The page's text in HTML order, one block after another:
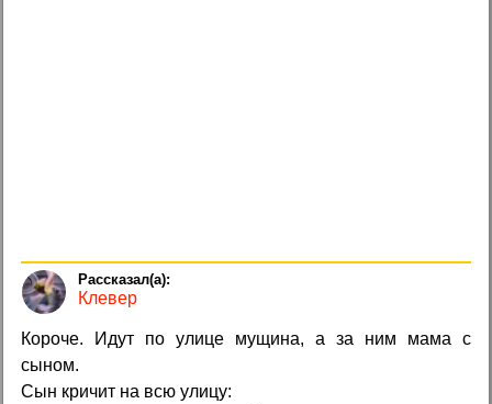
Клевер
Короче. Идут по улице мущина, а за ним мама с
сыном.
Сын кричит на всю улицу: